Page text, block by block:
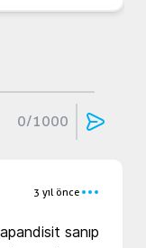
0/1000
3 yıl önce
sanıp